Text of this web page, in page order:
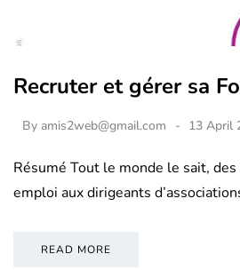
Recruter et gérer sa
By amis2web@gmail.com 13 April
Résumé Tout le monde le sait,
emploi aux dirigeants
READ MORE